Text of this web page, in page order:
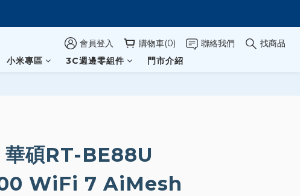
會員登入 購物車(0) 聯絡我們
找商品
小米專區 3C週邊零組件 門市介紹
華碩RT-BE88U
WiFi 7 AiMesh